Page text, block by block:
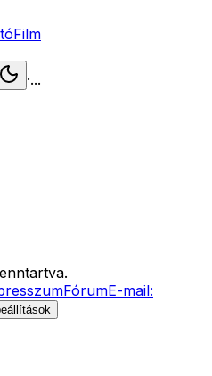
Film
·...
FórumE-mail: